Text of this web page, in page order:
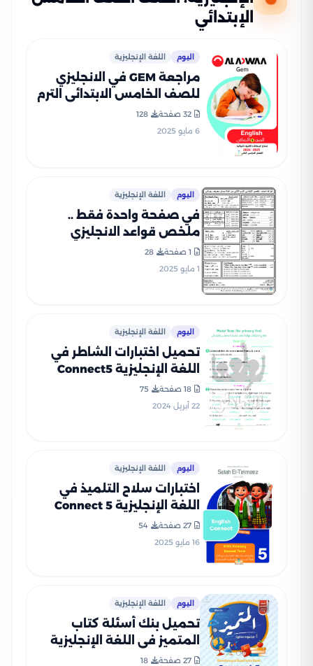
الإبتدائي
اليوم اللغة الإنجليزية
مراجعة GEM في الانجليزي
للصف الخامس الابتدائي الترم
الثاني 2025 PDF بالاجابات
32 صفحة
128
6 مايو 2025
اليوم اللغة الإنجليزية
في صفحة واحدة فقط ..
ملخص قواعد الانجليزي
لخامسة ابتدائي الترم الثاني
بصيغة PDF
1 صفحة
28
1 مايو 2025
اليوم اللغة الإنجليزية
تحميل اختبارات الشاطر في
اللغة الإنجليزية Connect5
للصف الخامس الابتدائي
الفصل الدراسي الثاني
18 صفحة
75
22 أبريل 2024
اليوم اللغة الإنجليزية
اختبارات سلاح التلميذ في
اللغة الإنجليزية Connect 5
للصف الخامس الابتدائي الترم
الثاني PDF بالاجابات
27 صفحة
54
16 مايو 2025
اليوم اللغة الإنجليزية
تحميل بنك أسئلة كتاب
المتميز في اللغة الإنجليزية
Connect 5 لشهر مارس
27 صفحة
18